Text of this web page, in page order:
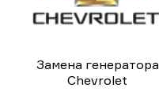
Замена генератора
Chevrolet